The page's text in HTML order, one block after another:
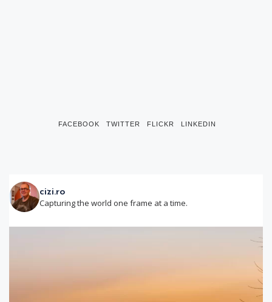
FACEBOOK TWITTER FLICKR LINKEDIN
cizi.ro
Capturing the world one frame at a time.